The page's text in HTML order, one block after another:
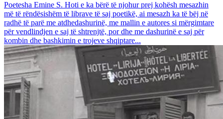
Poetesha Emine S. Hoti e ka bërë të njohur prej kohësh mesazhin
më të rëndësishëm të librave të saj poetikë, ai mesazh ka të bëj në
radhë të parë me atdhedashurinë, me mallin e autores si mërgimtare
për vendlindjen e saj të shtrenjtë, por dhe me dashurinë e saj për
kombin dhe bashkimin e trojeve shqiptare...